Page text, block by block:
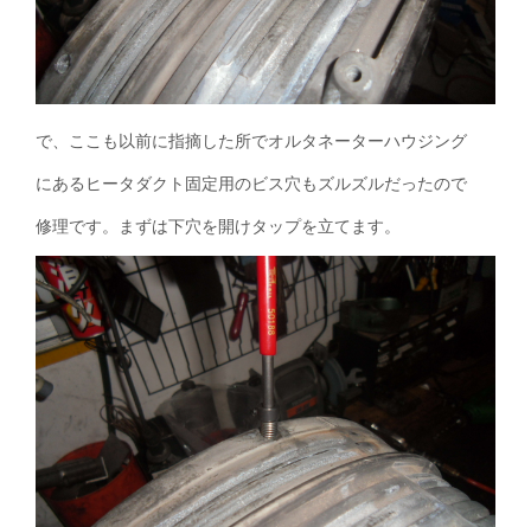
で、ここも以前に指摘した所でオルタネーターハウジング
にあるヒータダクト固定用のビス穴もズルズルだったので
修理です。まずは下穴を開けタップを立てます。